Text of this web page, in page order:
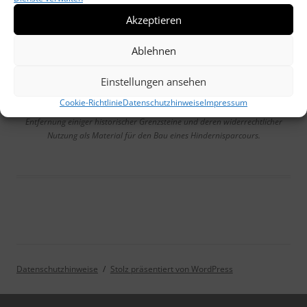
Akzeptieren
Ablehnen
Einstellungen ansehen
Cookie-RichtlinieDatenschutzhinweiseImpressum
Entfernung einiger historischer Grenzsteine und deren widerrechtlicher
Nutzung als Material für den Bau eines Hindernisparcours.
Datenschutzhinweise Stolz präsentiert von WordPress